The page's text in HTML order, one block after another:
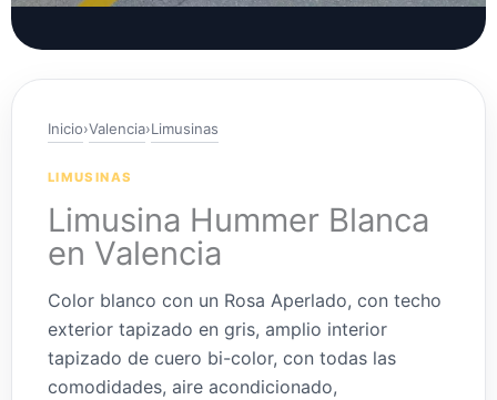
Inicio›Valencia›Limusinas
LIMUSINAS
Limusina Hummer Blanca
en Valencia
Color blanco con un Rosa Aperlado, con techo
exterior tapizado en gris, amplio interior
tapizado de cuero bi-color, con todas las
comodidades, aire acondicionado,